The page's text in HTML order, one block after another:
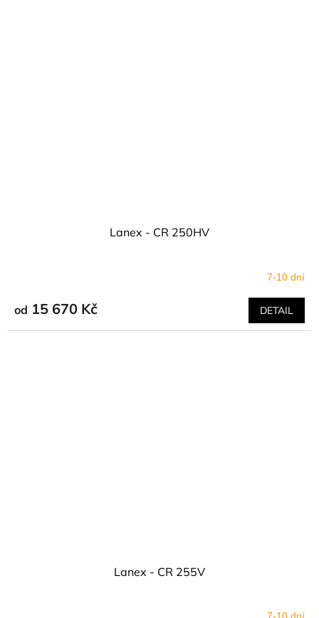
Lanex - CR 250HV
7-10 dní
od 15 670 Kč DETAIL
Lanex - CR 255V